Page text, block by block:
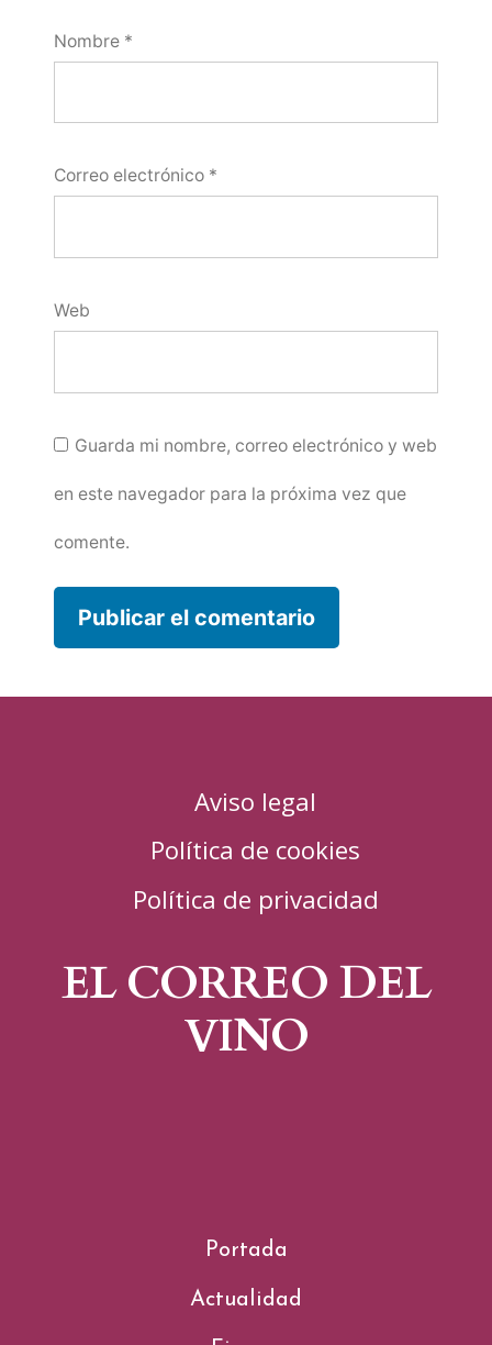
Nombre *
Correo electrónico *
Web
Guarda mi nombre, correo electrónico y web
en este navegador para la próxima vez que
comente.
Aviso legal
Política de cookies
Política de privacidad
EL CORREO DEL
VINO
Portada
Actualidad